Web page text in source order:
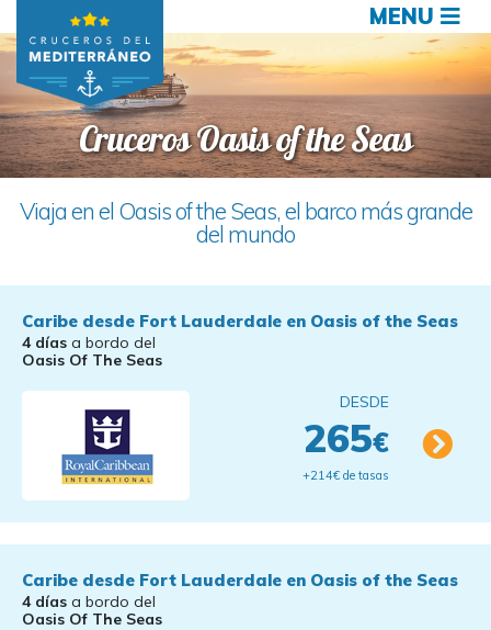
MENU
Cruceros Oasis of the Seas
Viaja en el Oasis of the Seas, el barco más grande
del mundo
Caribe desde Fort Lauderdale en Oasis of the Seas
4 días a bordo del
Oasis Of The Seas
DESDE
265€
+214€ de tasas
Caribe desde Fort Lauderdale en Oasis of the Seas
4 días a bordo del
Oasis Of The Seas